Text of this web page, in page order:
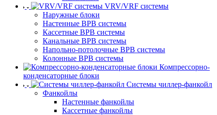
VRV/VRF системы
Наружные блоки
Настенные ВРВ системы
Кассетные ВРВ системы
Канальные ВРВ системы
Напольно-потолочные ВРВ системы
Колонные ВРВ системы
Компрессорно-
конденсаторные блоки
Системы чиллер-фанкойл
Фанкойлы
Настенные фанкойлы
Кассетные фанкойлы